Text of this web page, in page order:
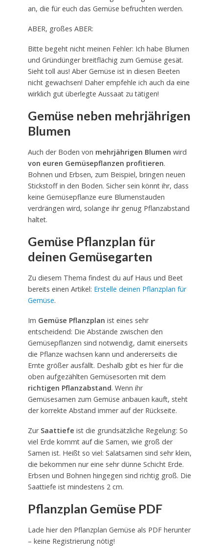
an, die für euch das Gemüse befruchten werden.
ABER, großes ABER:
Bitte begeht nicht meinen Fehler: Ich habe Blumen
und Gründünger breitflächig zum Gemüse gesät.
Sieht toll aus! Aber Gemüse ist in diesen Beeten
nicht gewachsen! Daher empfehle ich auch da eine
wirklich gut überlegte Aussaat zu tätigen!
Gemüse neben mehrjährigen
Blumen
Auch der Boden von mehrjährigen Blumen wird
von euren Gemüsepflanzen profitieren.
Bohnen und Erbsen, zum Beispiel, bringen neuen
Stickstoff in den Boden. Sicher sein könnt ihr, dass
keine Gemüsepflanze eure Blumenstauden
verdrängen wird, solange ihr genug Pflanzabstand
haltet.
Gemüse Pflanzplan für
deinen Gemüsegarten
Zu diesem Thema findest du auf Haus und Beet
bereits einen Artikel: Erstelle deinen Pflanzplan für
Gemüse.
Im Gemüse Pflanzplan ist eines sehr
entscheidend: Die Abstände zwischen den
Gemüsepflanzen sind notwendig, damit einerseits
die Pflanze wachsen kann und andererseits die
Ernte größer ausfällt. Deshalb gibt es hier für die
oben aufgezählten Gemüsesorten mit dem
richtigen Pflanzabstand. Wenn ihr
Gemüsesamen zum Gemüse anbauen kauft, steht
der korrekte Abstand immer auf der Rückseite.
Zur Saattiefe ist die grundsätzliche Regelung: So
viel Erde kommt auf die Samen, wie groß der
Samen ist. Heißt so viel: Salatsamen sind sehr klein,
die bekommen nur eine sehr dünne Schicht Erde.
Erbsen und Bohnen hingegen sind richtig groß. Die
Saattiefe ist mindestens 2 cm.
Pflanzplan Gemüse PDF
Lade hier den Pflanzplan Gemüse als PDF herunter
– keine Registrierung nötig!